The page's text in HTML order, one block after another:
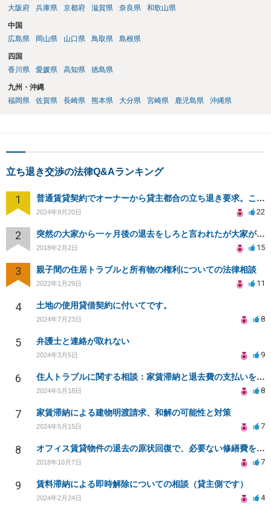
大阪府
兵庫県 京都府 滋賀県 奈良県 和歌山県
中国
広島県
岡山県 山口県 鳥取県 島根県
四国
香川県
愛媛県 高知県 徳島県
九州・沖縄
福岡県
佐賀県 長崎県 熊本県 大分県 宮崎県 鹿児島県 沖縄県
立ち退き交渉の法律Q&Aランキング
1 普通賃貸契約でオーナーから貸主都合の立ち退き要求。このまま住み続けるには？
2024年9月20日 22
2 突然の大家から一ヶ月後の退去をしろと言われたが大家が損害請求に応じない
2018年2月2日 15
3 親子間の住居トラブルと所有物の権利についての法律相談
2022年1月29日 11
4 土地の使用貸借契約に付いてです。
2024年7月23日 8
5 弁護士と連絡が取れない
2024年3月5日 9
6 住人トラブルに関する相談：家賃滞納と退去費の支払いを拒否され、管理鍵の横領も発生
2024年5月18日 8
7 家賃滞納による建物明渡請求、和解の可能性と対策
2024年5月15日 7
8 オフィス賃貸物件の退去の原状回復で、必要ない修繕費を請求されている
2018年10月7日 7
9 賃料滞納による即時解除についての相談（貸主側です）
2024年2月24日 4